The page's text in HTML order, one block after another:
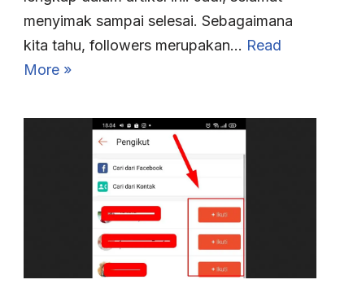
menyimak sampai selesai. Sebagaimana
kita tahu, followers merupakan… Read
More »